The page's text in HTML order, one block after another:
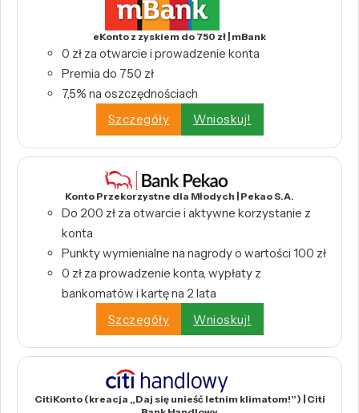
eKonto z zyskiem do 750 zł | mBank
0 zł za otwarcie i prowadzenie konta
Premia do 750 zł
7,5% na oszczędnościach
Szczegóły
Wnioskuj!
Konto Przekorzystne dla Młodych | Pekao S.A.
Do 200 zł za otwarcie i aktywne korzystanie z
konta
Punkty wymienialne na nagrody o wartości 100 zł
0 zł za prowadzenie konta, wypłaty z
bankomatów i kartę na 2 lata
Szczegóły
Wnioskuj!
CitiKonto (kreacja „Daj się unieść letnim klimatom!”) | Citi